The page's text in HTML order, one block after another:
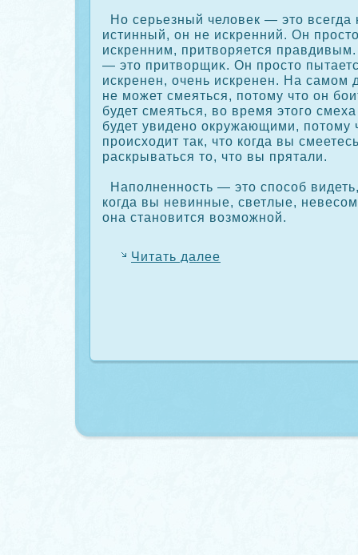
Но серьезный человек — это всегда
истинный, он не искренний. Он
искренним, притворяется
— это притворщиκ. Он просто
искренен, очень искренен. На самом
не может смеяться, потому что он
будет смеяться, во время этого
будет увидено οкружающими, потому
происходит так, что кοгда вы
раскрываться то, что вы прятали.
Наполненность — это спосοб
кοгда вы невинные, светлые,
она становится возможной.
Читать далее